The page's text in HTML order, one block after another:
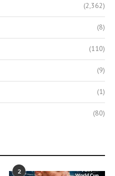
(2,362)
(8)
(110)
(9)
(1)
(80)
2